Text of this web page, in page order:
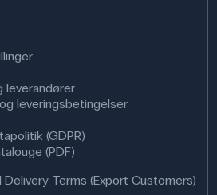
leverandører
leveringsbetingelser
(GDPR)
(PDF)
Delivery Terms (Export Customers)